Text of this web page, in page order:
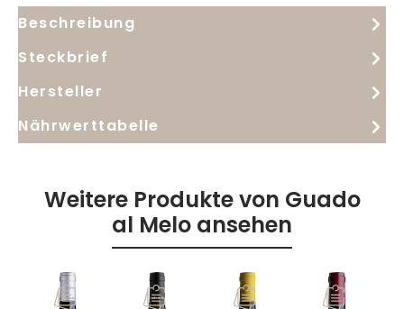
steht er für Leichtigkeit und doch Herkunft tief
verankert.
Beschreibung
Steckbrief
Hersteller
Nährwerttabelle
Weitere Produkte von Guado
al Melo ansehen